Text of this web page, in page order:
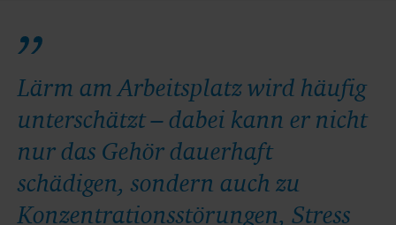
Lärm am Arbeitsplatz wird häufig
unterschätzt – dabei kann er nicht
nur das Gehör dauerhaft
schädigen, sondern auch zu
Konzentrationsstörungen, Stress